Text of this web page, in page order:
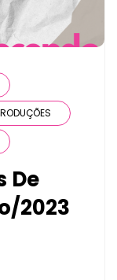
De
2023